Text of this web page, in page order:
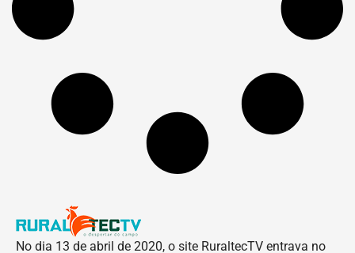
No dia 13 de abril de 2020, o site RuraltecTV entrava no